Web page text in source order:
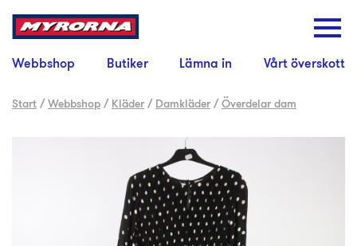
Webbshop Butiker Lämna in Vårt överskott
Start /Webbshop / Kläder / Damkläder /Överdelar dam